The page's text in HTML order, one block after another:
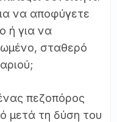
να αποφύγετε
ή για να
σταθερό
πεζοπόρος
μετά τη δύση του